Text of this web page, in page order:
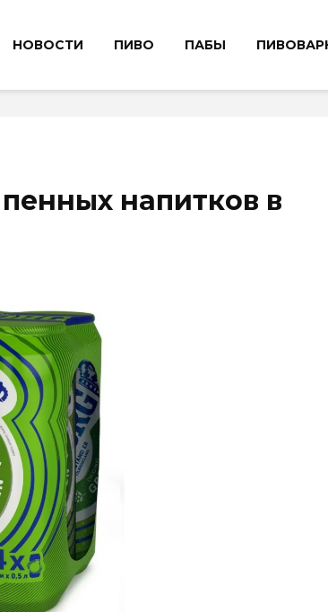
НОВОСТИ ПИВО ПАБЫ
напитков в